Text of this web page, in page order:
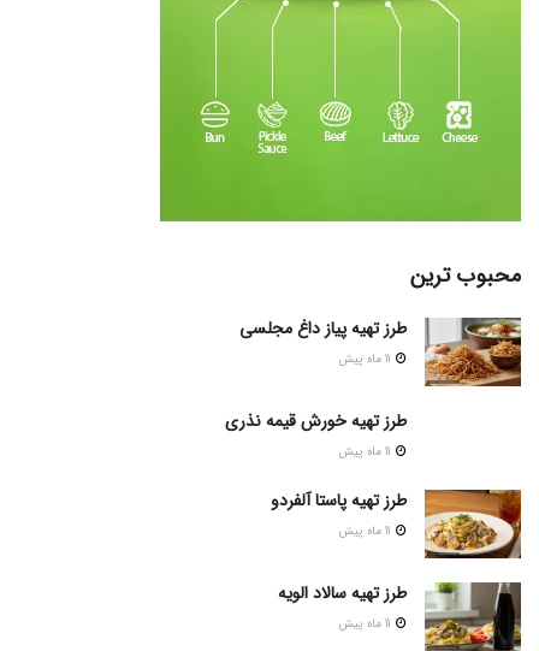
محبوب ترین
طرز تهیه پیاز داغ مجلسی
طرز تهیه خورش قیمه نذری
طرز تهیه پاستا آلفردو
طرز تهیه سالاد الویه